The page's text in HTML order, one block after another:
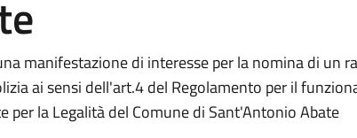
manifestazione di interesse per la nomina di un
ai sensi dell'art.4 del Regolamento per il
per la Legalità del Comune di Sant'Antonio Abate